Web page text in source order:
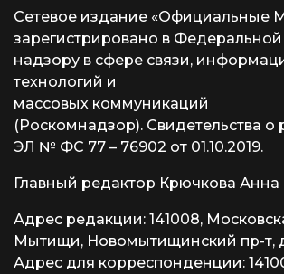
Сетевое издание «Официальные
зарегистрировано в
надзору в сфере связи,
технологий и
массовых коммуникаций
(Роскомнадзор). Свидетельства о
ЭЛ № ФС 77 – 76902 от 01.10.2019.
Главный редактор Крючкова
Адрес редакции: 141008,
Мытищи, Новомытищинский пр-т,
Адрес для корреспонденции: